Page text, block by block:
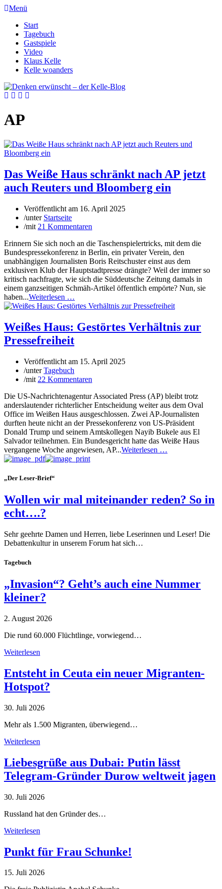
Menü
Start
Tagebuch
Gastspiele
Video
Klaus Kelle
Kelle woanders
AP
Das Weiße Haus schränkt nach AP jetzt
auch Reuters und Bloomberg ein
Veröffentlicht am 16. April 2025
/unter Startseite
/mit 21 Kommentaren
Erinnern Sie sich noch an die Taschenspielertricks, mit dem die
Bundespressekonferenz in Berlin, ein privater Verein, den
unabhängigen Journalisten Boris Reitschuster einst aus dem
exklusiven Klub der Hauptstadtpresse drängte? Weil der immer so
kritisch nachfragte, wie sich die Süddeutsche Zeitung damals in
einem ganzseitigen Schmäh-Artikel öffentlich empörte? Nun, sie
haben...Weiterlesen …
Weißes Haus: Gestörtes Verhältnis zur
Pressefreiheit
Veröffentlicht am 15. April 2025
/unterTagebuch
/mit 22 Kommentaren
Die US-Nachrichtenagentur Associated Press (AP) bleibt trotz
anderslautender richterlicher Entscheidung weiter aus dem Oval
Office im Weißen Haus ausgeschlossen. Zwei AP-Journalisten
durften heute nicht an der Pressekonferenz von US-Präsident
Donald Trump und seinem Amtskollegen Nayib Bukele aus El
Salvador teilnehmen. Ein Bundesgericht hatte das Weiße Haus
vergangene Woche angewiesen, AP...Weiterlesen …
„Der Leser-Brief“
Wollen wir mal miteinander reden? So in
echt….?
Sehr geehrte Damen und Herren, liebe Leserinnen und Leser! Die
Debattenkultur in unserem Forum hat sich…
Tagebuch
„Invasion“? Geht’s auch eine Nummer
kleiner?
2. August 2026
Die rund 60.000 Flüchtlinge, vorwiegend…
Weiterlesen
Entsteht in Ceuta ein neuer Migranten-
Hotspot?
30. Juli 2026
Mehr als 1.500 Migranten, überwiegend…
Weiterlesen
Liebesgrüße aus Dubai: Putin lässt
Telegram-Gründer Durow weltweit jagen
30. Juli 2026
Russland hat den Gründer des…
Weiterlesen
Punkt für Frau Schunke!
15. Juli 2026